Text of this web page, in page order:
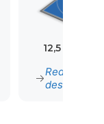
12,5 x 10 m
Rediger dette
designet